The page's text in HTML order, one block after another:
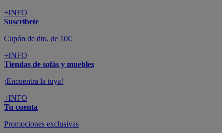
+INFO
Suscríbete
Cupón de dto. de 10€
+INFO
Tiendas de sofás y muebles
¡Encuentra la tuya!
+INFO
Tu cuenta
Promociones exclusivas